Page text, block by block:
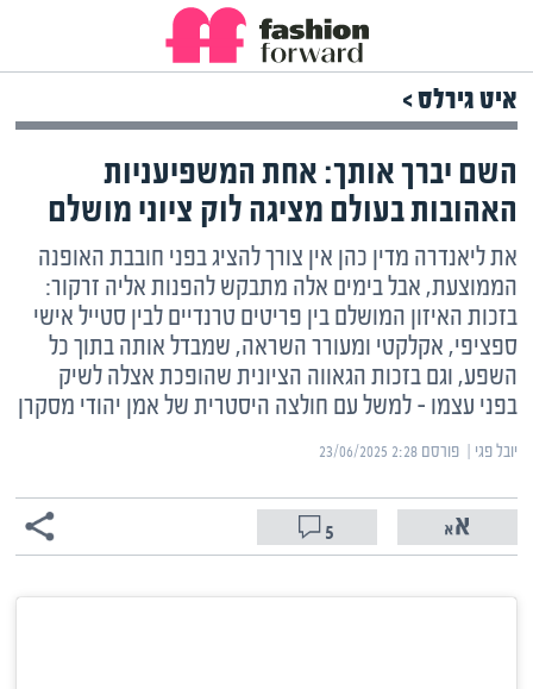
איט גירלס >
השם יברך אותך: אחת המשפיעניות
האהובות בעולם מציגה לוק ציוני מושלם
את ליאנדרה מדין כהן אין צורך להציג בפני חובבת האופנה
הממוצעת, אבל בימים אלה מתבקש להפנות אליה זרקור:
בזכות האיזון המושלם בין פריטים טרנדיים לבין סטייל אישי
ספציפי, אקלקטי ומעורר השראה, שמבדל אותה בתוך כל
השפע, וגם בזכות הגאווה הציונית שהופכת אצלה לשיק
בפני עצמו – למשל עם חולצה היסטרית של אמן יהודי מסקרן
יובל פגי | ‏פורסם ‎23/06/2025 2:28
5